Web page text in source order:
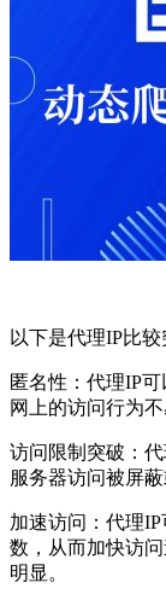
以下是代理IP比较
匿名性：代理IP
网上的访问行为
访问限制突破：
服务器访问被屏
加速访问：代理
数，从而加快访
明显。